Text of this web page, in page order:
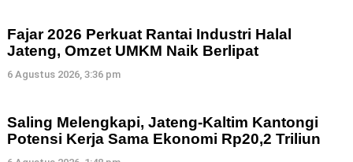
Fajar 2026 Perkuat Rantai Industri Halal
Jateng, Omzet UMKM Naik Berlipat
6 Agustus 2026, 3:36 pm
Saling Melengkapi, Jateng-Kaltim Kantongi
Potensi Kerja Sama Ekonomi Rp20,2 Triliun